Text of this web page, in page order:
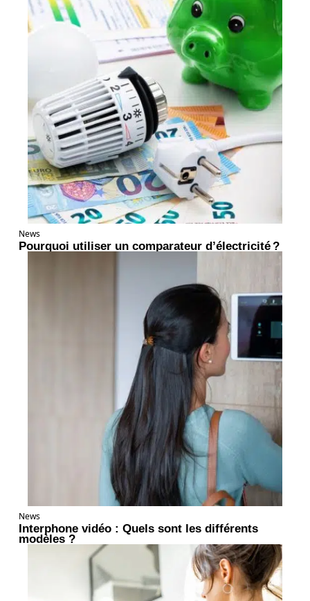
News
Pourquoi utiliser un comparateur d’électricité ?
News
Interphone vidéo : Quels sont les différents
modèles ?